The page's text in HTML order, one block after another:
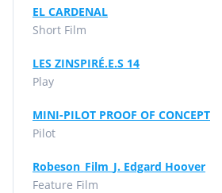
EL CARDENAL
Short Film
LES ZINSPIRÉ.E.S 14
Play
MINI-PILOT PROOF OF CONCEPT
Pilot
Robeson_Film_J. Edgard Hoover
Feature Film